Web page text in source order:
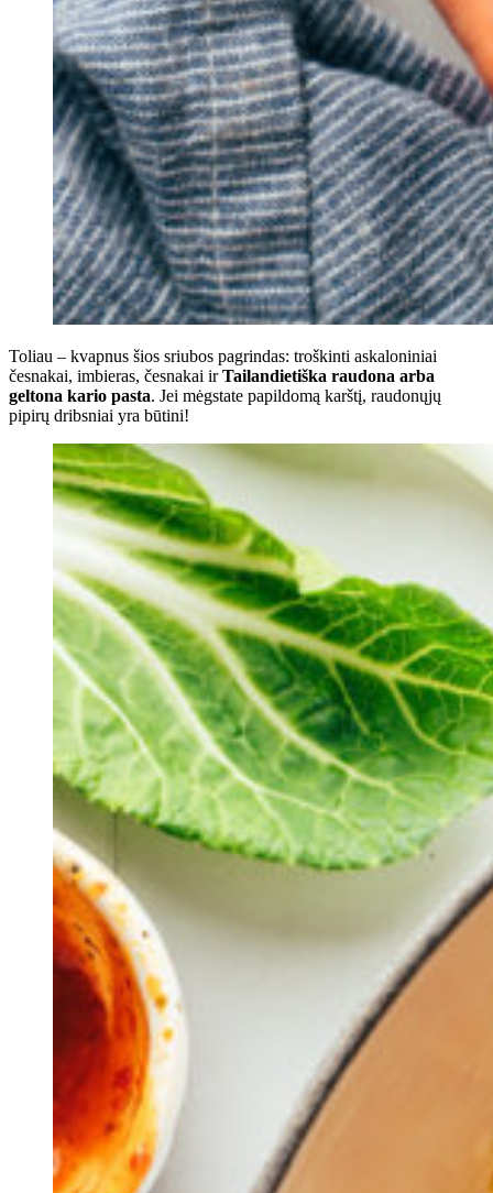
Toliau – kvapnus šios sriubos pagrindas: troškinti askaloniniai
česnakai, imbieras, česnakai irTailandietiška raudona arba
geltona kario pasta. Jei mėgstate papildomą karštį, raudonųjų
pipirų dribsniai yra būtini!